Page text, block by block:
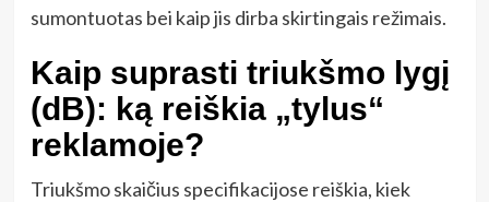
sumontuotas bei kaip jis dirba skirtingais režimais.
Kaip suprasti triukšmo lygį
(dB): ką reiškia „tylus“
reklamoje?
Triukšmo skaičius specifikacijose reiškia, kiek